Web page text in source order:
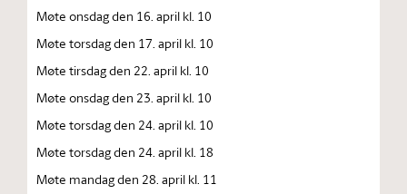
Møte onsdag den 16. april kl. 10
Møte torsdag den 17. april kl. 10
Møte tirsdag den 22. april kl. 10
Møte onsdag den 23. april kl. 10
Møte torsdag den 24. april kl. 10
Møte torsdag den 24. april kl. 18
Møte mandag den 28. april kl. 11